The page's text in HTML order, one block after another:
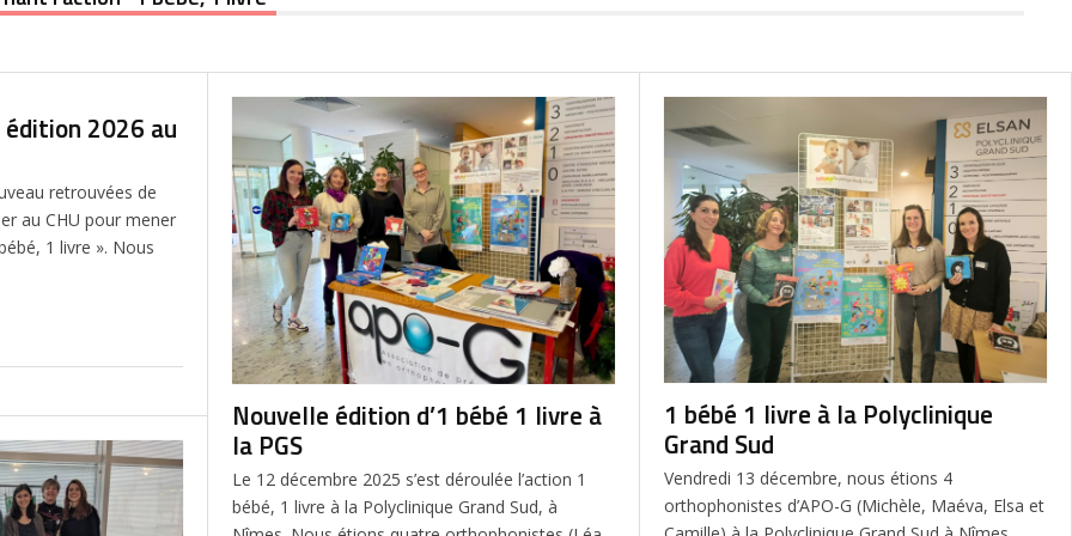
2026 au
retrouvées de
au CHU pour mener
1 livre ». Nous
Nouvelle édition d’1 bébé 1 livre à
la PGS
Le 12 décembre 2025 s’est déroulée l’action 1
bébé, 1 livre à la Polyclinique Grand Sud, à
1 bébé 1 livre à la Polyclinique
Grand Sud
Vendredi 13 décembre, nous étions 4
orthophonistes d’APO-G (Michèle, Maéva, Elsa et